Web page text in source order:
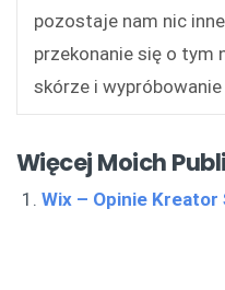
pozostaje nam nic
przekonanie się o tym
skórze i wypróbowanie
Więcej Moich
Wix – Opinie